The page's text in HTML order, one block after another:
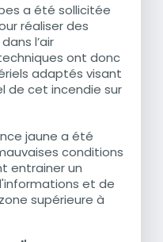
a été sollicitée
réaliser des
l’air
ont donc
adaptés visant
de cet incendie sur
jaune a été
conditions
entrainer un
et de
supérieure à